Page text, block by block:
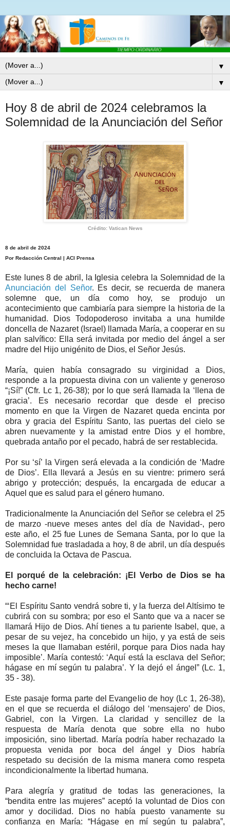
▼
▼
Hoy 8 de abril de 2024 celebramos la
Solemnidad de la Anunciación del Señor
Crédito: Vatican News
8 de abril de 2024
Por Redacción Central | ACI Prensa
Este lunes 8 de abril, la Iglesia celebra la Solemnidad de la
Anunciación del Señor. Es decir, se recuerda de manera
solemne que, un día como hoy, se produjo un
acontecimiento que cambiaría para siempre la historia de la
humanidad. Dios Todopoderoso invitaba a una humilde
doncella de Nazaret (Israel) llamada María, a cooperar en su
plan salvífico: Ella será invitada por medio del ángel a ser
madre del Hijo unigénito de Dios, el Señor Jesús.
María, quien había consagrado su virginidad a Dios,
responde a la propuesta divina con un valiente y generoso
“¡Sí!” (Cfr. Lc 1, 26-38); por lo que será llamada la ‘llena de
gracia’. Es necesario recordar que desde el preciso
momento en que la Virgen de Nazaret queda encinta por
obra y gracia del Espíritu Santo, las puertas del cielo se
abren nuevamente y la amistad entre Dios y el hombre,
quebrada antaño por el pecado, habrá de ser restablecida.
Por su ‘sí’ la Virgen será elevada a la condición de ‘Madre
de Dios’. Ella llevará a Jesús en su vientre: primero será
abrigo y protección; después, la encargada de educar a
Aquel que es salud para el género humano.
Tradicionalmente la Anunciación del Señor se celebra el 25
de marzo -nueve meses antes del día de Navidad-, pero
este año, el 25 fue Lunes de Semana Santa, por lo que la
Solemnidad fue trasladada a hoy, 8 de abril, un día después
de concluida la Octava de Pascua.
El porqué de la celebración: ¡El Verbo de Dios se ha
hecho carne!
“‘El Espíritu Santo vendrá sobre ti, y la fuerza del Altísimo te
cubrirá con su sombra; por eso el Santo que va a nacer se
llamará Hijo de Dios. Ahí tienes a tu pariente Isabel, que, a
pesar de su vejez, ha concebido un hijo, y ya está de seis
meses la que llamaban estéril, porque para Dios nada hay
imposible’. María contestó: ‘Aquí está la esclava del Señor;
hágase en mí según tu palabra’. Y la dejó el ángel” (Lc. 1,
35 - 38).
Este pasaje forma parte del Evangelio de hoy (Lc 1, 26-38),
en el que se recuerda el diálogo del ‘mensajero’ de Dios,
Gabriel, con la Virgen. La claridad y sencillez de la
respuesta de María denota que sobre ella no hubo
imposición, sino libertad. María podría haber rechazado la
propuesta venida por boca del ángel y Dios habría
respetado su decisión de la misma manera como respeta
incondicionalmente la libertad humana.
Para alegría y gratitud de todas las generaciones, la
“bendita entre las mujeres” aceptó la voluntad de Dios con
amor y docilidad. Dios no había puesto vanamente su
confianza en María: “Hágase en mí según tu palabra”,